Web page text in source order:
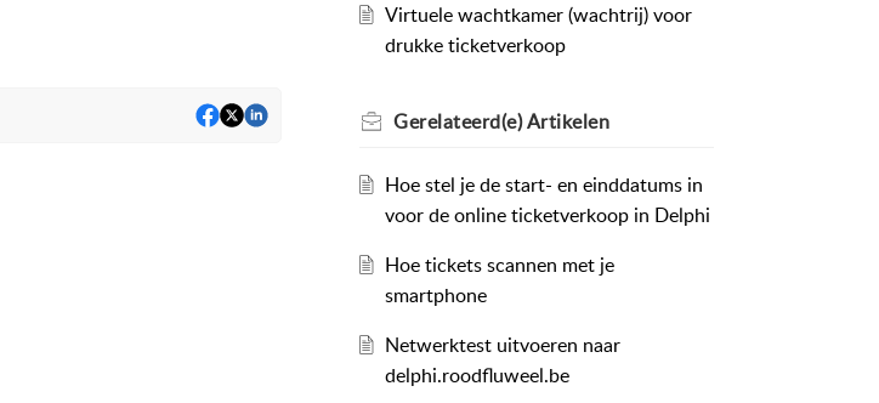
Virtuele wachtkamer (wachtrij) voor
drukke ticketverkoop
Gerelateerd(e)Artikelen
Hoe stel je de start- en einddatums in
voor de online ticketverkoop in Delphi
Hoe tickets scannen met je
smartphone
Netwerktest uitvoeren naar
delphi.roodfluweel.be